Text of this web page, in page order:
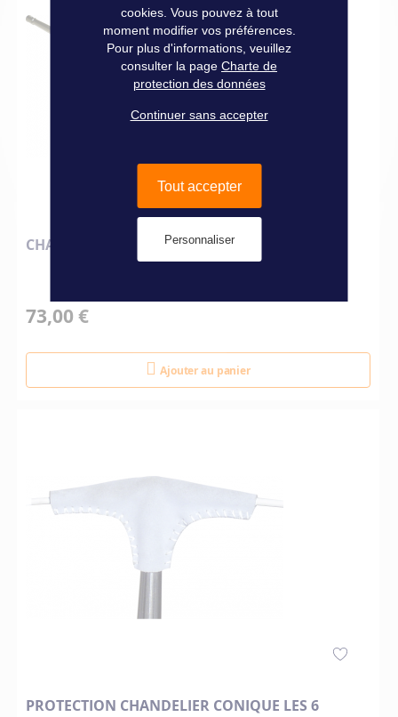
CHANDELIER INOX 650 MM
73,00 €
Ajouter au panier
PROTECTION CHANDELIER CONIQUE LES 6
cookies. Vous pouvez à tout
moment modifier vos préférences.
Pour plus d'informations, veuillez
consulter la page Charte de
protection des données
Continuer sans accepter
Tout accepter
Personnaliser